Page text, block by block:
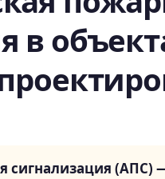
в
сигнализация (АПС)